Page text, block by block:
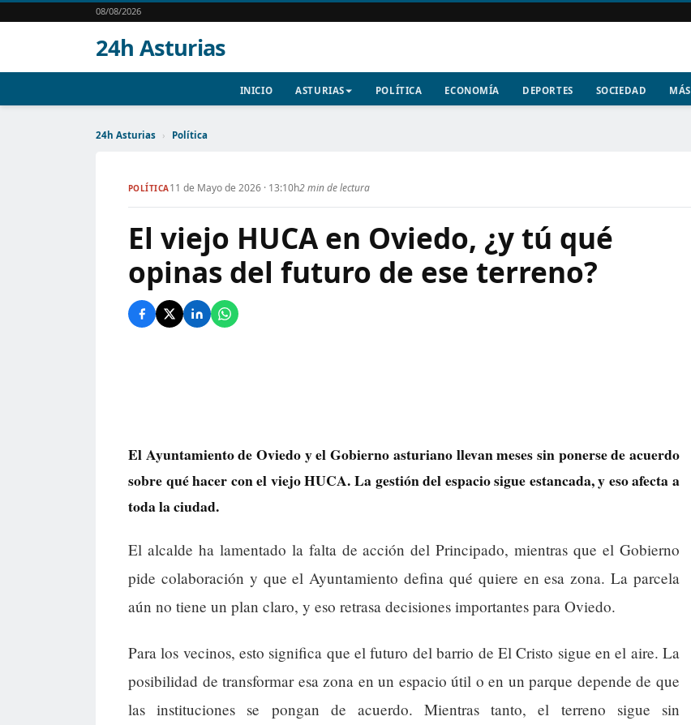
08/08/2026
24h Asturias
INICIO ASTURIAS POLÍTICA ECONOMÍA DEPORTES SOCIEDAD MÁS
24h Asturias › Política
POLÍTICA11 de Mayo de 2026 · 13:10h2 min de lectura
El viejo HUCA en Oviedo, ¿y tú qué
opinas del futuro de ese terreno?
El Ayuntamiento de Oviedo y el Gobierno asturiano llevan meses sin ponerse de acuerdo
sobre qué hacer con el viejo HUCA. La gestión del espacio sigue estancada, y eso afecta a
toda la ciudad.
El alcalde ha lamentado la falta de acción del Principado, mientras que el Gobierno
pide colaboración y que el Ayuntamiento defina qué quiere en esa zona. La parcela
aún no tiene un plan claro, y eso retrasa decisiones importantes para Oviedo.
Para los vecinos, esto significa que el futuro del barrio de El Cristo sigue en el aire. La
posibilidad de transformar esa zona en un espacio útil o en un parque depende de que
las instituciones se pongan de acuerdo. Mientras tanto, el terreno sigue sin